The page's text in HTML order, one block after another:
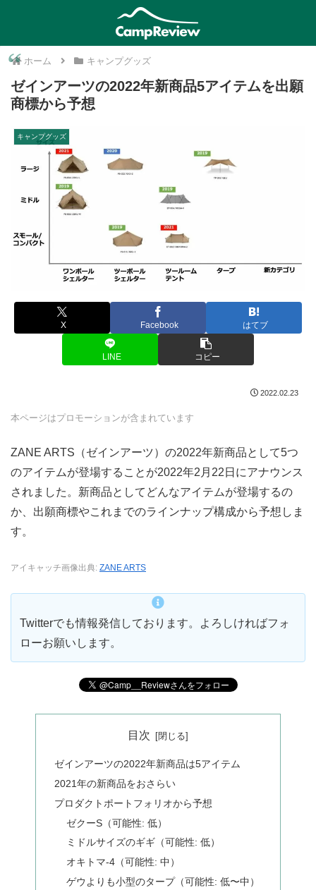
ホーム キャンプグッズ
ゼインアーツの2022年新商品5アイテムを出願
商標から予想
キャンプグッズ
X Facebook はてブ
LINE コピー
2022.02.23
本ページはプロモーションが含まれています
ZANE ARTS（ゼインアーツ）の2022年新商品として5つ
のアイテムが登場することが2022年2月22日にアナウンス
されました。新商品としてどんなアイテムが登場するの
か、出願商標やこれまでのラインナップ構成から予想しま
す。
アイキャッチ画像出典: ZANE ARTS
Twitterでも情報発信しております。よろしければフォ
ローお願いします。
目次
ゼインアーツの2022年新商品は5アイテム
2021年の新商品をおさらい
プロダクトポートフォリオから予想
ゼクーS（可能性: 低）
ミドルサイズのギギ（可能性: 低）
オキトマ-4（可能性: 中）
ゲウよりも小型のタープ（可能性: 低〜中）